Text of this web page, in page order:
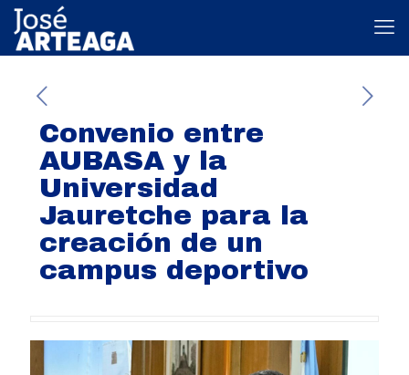
Convenio entre
AUBASA y la
Universidad
Jauretche para la
creación de un
campus deportivo